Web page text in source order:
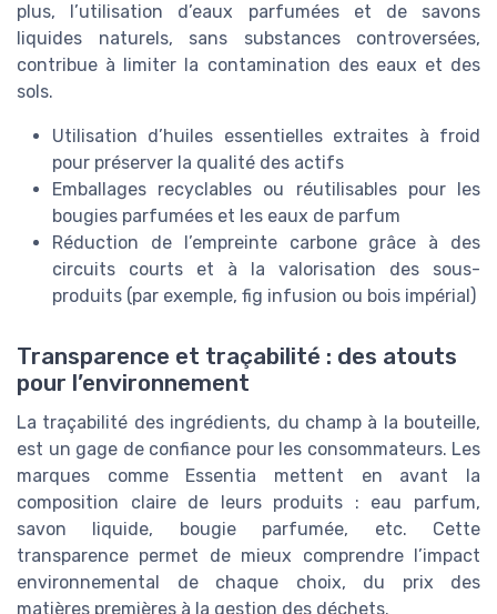
plus, l’utilisation d’eaux parfumées et de savons
liquides naturels, sans substances controversées,
contribue à limiter la contamination des eaux et des
sols.
Utilisation d’huiles essentielles extraites à froid
pour préserver la qualité des actifs
Emballages recyclables ou réutilisables pour les
bougies parfumées et les eaux de parfum
Réduction de l’empreinte carbone grâce à des
circuits courts et à la valorisation des sous-
produits (par exemple, fig infusion ou bois impérial)
Transparence et traçabilité : des atouts
pour l’environnement
La traçabilité des ingrédients, du champ à la bouteille,
est un gage de confiance pour les consommateurs. Les
marques comme Essentia mettent en avant la
composition claire de leurs produits : eau parfum,
savon liquide, bougie parfumée, etc. Cette
transparence permet de mieux comprendre l’impact
environnemental de chaque choix, du prix des
matières premières à la gestion des déchets.